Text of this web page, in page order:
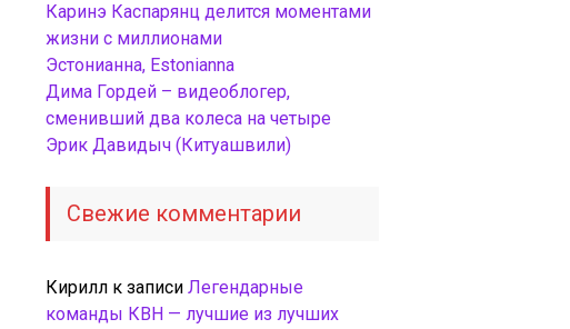
Каринэ Каспарянц делится моментами
жизни с миллионами
Эстонианна, Estonianna
Дима Гордей – видеоблогер,
сменивший два колеса на четыре
Эрик Давидыч (Китуашвили)
Свежие комментарии
Кирилл к записи Легендарные
команды КВН — лучшие из лучших